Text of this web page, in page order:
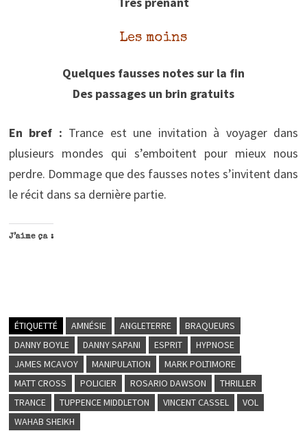
Les moins
Quelques fausses notes sur la fin
Des passages un brin gratuits
En bref : Trance est une invitation à voyager dans
plusieurs mondes qui s’emboitent pour mieux nous
perdre. Dommage que des fausses notes s’invitent dans
le récit dans sa dernière partie.
J’aime ça :
ÉTIQUETTÉ AMNÉSIE ANGLETERRE
BRAQUEURS
DANNY BOYLE
DANNY SAPANI ESPRIT
HYPNOSE
JAMES MCAVOY
MANIPULATION
MARK POLTIMORE
MATT CROSS
POLICIER ROSARIO DAWSON
THRILLER
TRANCE
TUPPENCE MIDDLETON VINCENT CASSEL
VOL
WAHAB SHEIKH